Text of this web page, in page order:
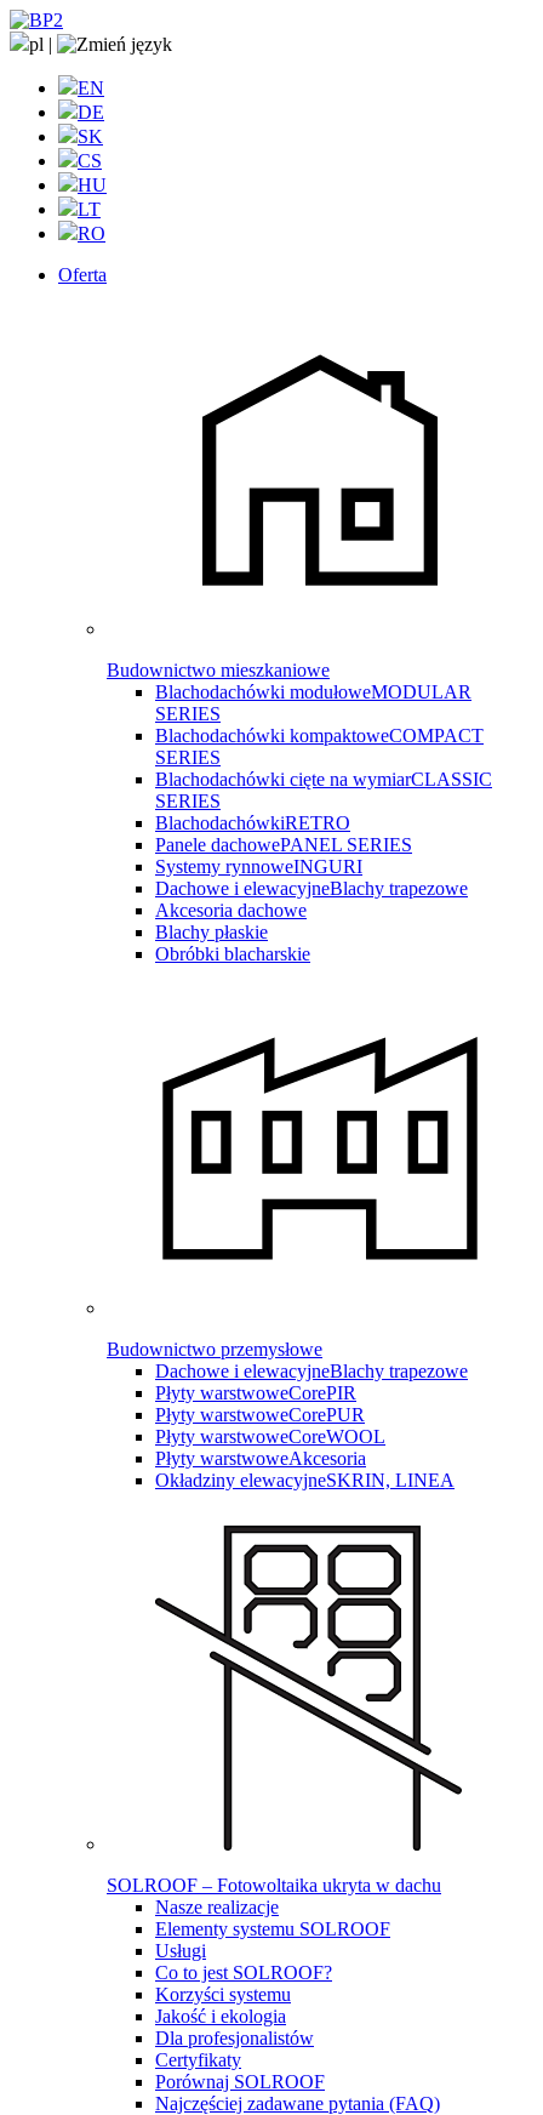
pl |
EN
DE
SK
CS
HU
LT
RO
Oferta
Budownictwo mieszkaniowe
Blachodachówki modułoweMODULAR
SERIES
Blachodachówki kompaktoweCOMPACT
SERIES
Blachodachówki cięte na wymiarCLASSIC
SERIES
BlachodachówkiRETRO
Panele dachowePANEL SERIES
Systemy rynnoweINGURI
Dachowe i elewacyjneBlachy trapezowe
Akcesoria dachowe
Blachy płaskie
Obróbki blacharskie
Budownictwo przemysłowe
Dachowe i elewacyjneBlachy trapezowe
Płyty warstwoweCorePIR
Płyty warstwoweCorePUR
Płyty warstwoweCoreWOOL
Płyty warstwoweAkcesoria
Okładziny elewacyjneSKRIN, LINEA
SOLROOF – Fotowoltaika ukryta w dachu
Nasze realizacje
Elementy systemu SOLROOF
Usługi
Co to jest SOLROOF?
Korzyści systemu
Jakość i ekologia
Dla profesjonalistów
Certyfikaty
Porównaj SOLROOF
Najczęściej zadawane pytania (FAQ)